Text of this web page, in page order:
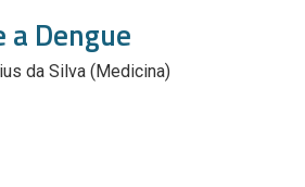
a Dengue
da Silva (Medicina)